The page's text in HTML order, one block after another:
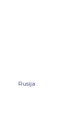
Rusija